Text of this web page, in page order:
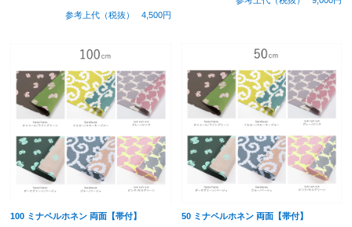
参考上代（税抜） 4,500円
100 ミナペルホネン 両面【帯付】 50 ミナペルホネン 両面【帯付】